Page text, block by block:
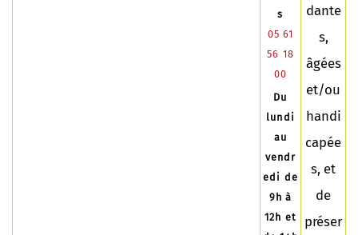
s
05 61
56 18
00
Du
lundi
au
vendr
edi de
9h à
12h et
dante
s,
âgées
et/ou
handi
capée
s, et
de
préser